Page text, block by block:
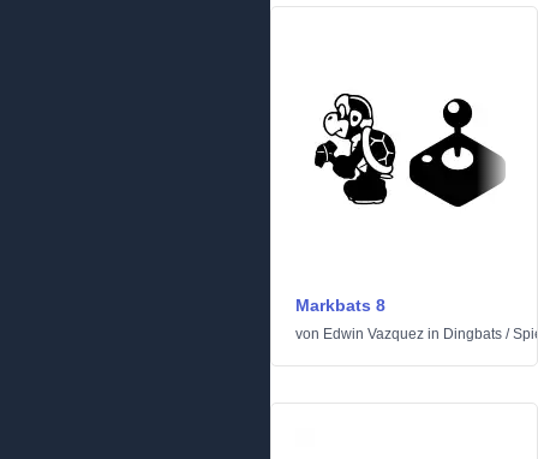
Markbats 8
von Edwin Vazquez in Dingbats /